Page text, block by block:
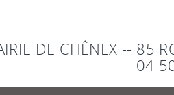
DE CHÊNEX -- 85
04